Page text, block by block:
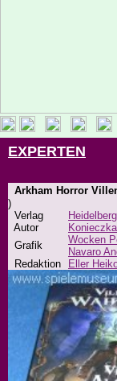
EXPERTEN
Arkham Horror
)
Verlag
Autor
Grafik
Wocken
Navaro
Redaktion
Eller